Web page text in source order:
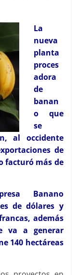
La
nueva
planta
proces
adora
de
banan
o que
se
al occidente
de
facturó más de
Banano
de dólares y
además
va a generar
140 hectáreas